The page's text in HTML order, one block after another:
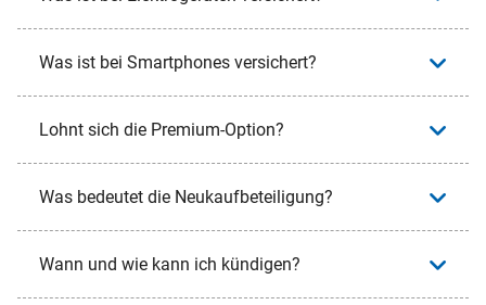
Was ist bei Smartphones versichert?
Lohnt sich die Premium-Option?
Was bedeutet die Neukaufbeteiligung?
Wann und wie kann ich kündigen?